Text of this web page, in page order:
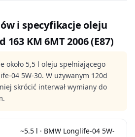
i specyfikacje oleju
163 KM 6MT 2006 (E87)
około 5,5 l oleju spełniającego
04 5W-30. W używanym 120d
skrócić interwał wymiany do
~5.5 l · BMW Longlife-04 5W-